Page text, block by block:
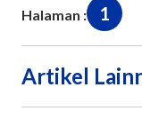
Halaman : 1
Artikel